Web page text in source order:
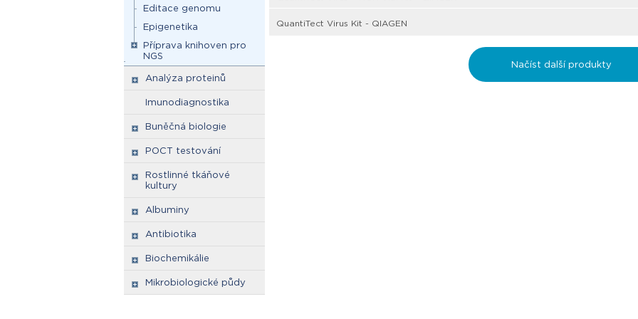
Editace genomu
Epigenetika
Příprava knihoven pro
NGS
Analýza proteinů
Imunodiagnostika
Buněčná biologie
POCT testování
Rostlinné tkáňové
kultury
Albuminy
Antibiotika
Biochemikálie
Mikrobiologické půdy
QuantiTect Virus Kit - QIAGEN
Načíst další produkty